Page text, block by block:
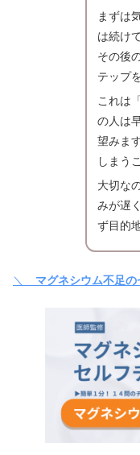
まずは
は続け
その後
テップ
これは
の人は
望みま
しまう
大切な
みが遅
ず目的
＼ マグネシウム不足